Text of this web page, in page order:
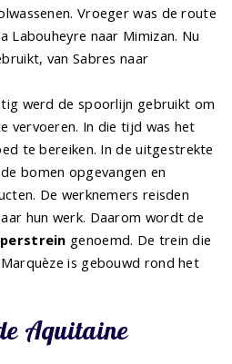
Vroeger was de route
Labouheyre naar Mimizan. Nu
van Sabres naar
werd de spoorlijn gebruikt om
vervoeren. In die tijd was het
te bereiken. In de uitgestrekte
bomen opgevangen en
De werknemers reisden
hun werk. Daarom wordt de
genoemd. De trein die
is gebouwd rond het
Aquitaine